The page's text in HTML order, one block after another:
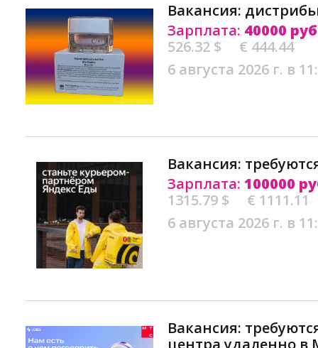
Вакансия:
Зарплата: 40000
526.32 $
€ 444.44
6 августа 2026 г. в
Вакансия:
Зарплата: 100000
1315.79 $
€ 1111.11
6 августа 2026 г. в
Вакансия:
центра удаленно в